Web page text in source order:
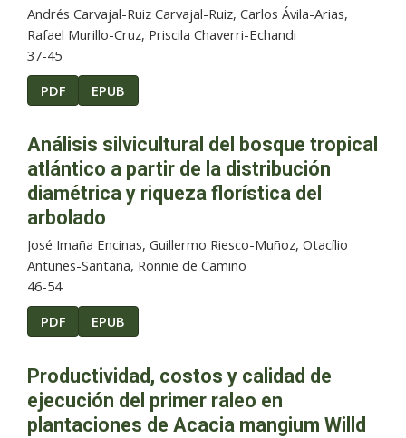
Andrés Carvajal-Ruiz Carvajal-Ruiz, Carlos Ávila-Arias,
Rafael Murillo-Cruz, Priscila Chaverri-Echandi
37-45
PDF
EPUB
Análisis silvicultural del bosque tropical
atlántico a partir de la distribución
diamétrica y riqueza florística del
arbolado
José Imaña Encinas, Guillermo Riesco-Muñoz, Otacílio
Antunes-Santana, Ronnie de Camino
46-54
PDF
EPUB
Productividad, costos y calidad de
ejecución del primer raleo en
plantaciones de Acacia mangium Willd